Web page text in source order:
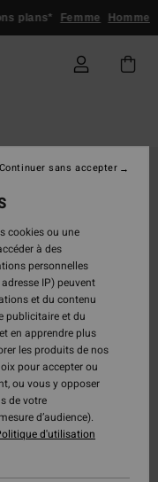
plans* Femme Homme
cookies ou une
à des
personnelles
IP) peuvent
et du contenu
publicitaire et du
en apprendre plus
les produits de nos
pour accepter ou
ou vous y opposer
de votre
d’audience).
d'utilisation
Continuer sans accepter